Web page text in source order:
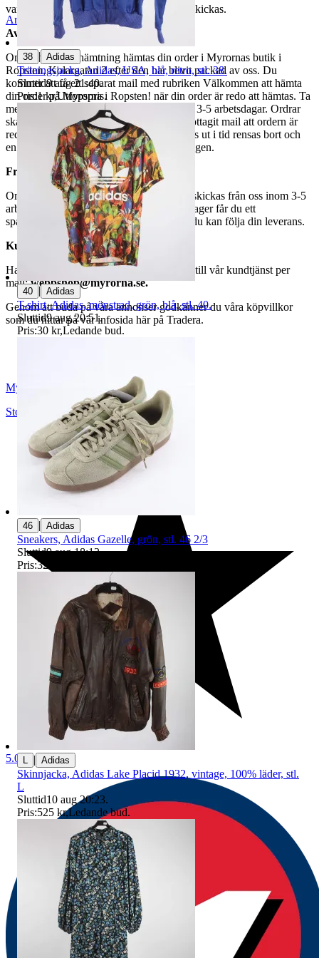
varor märkta endast avhämtning inte kan skickas.
Avhämtning
Om du väljer avhämtning hämtas din order i Myrornas butik i
Ropsten, Kolargatan 2 efter den har blivit packad av oss. Du
kommer att få ett separat mail med rubriken Välkommen att hämta
din order på Myrorna i Ropsten! när din order är redo att hämtas. Ta
med legitimation. Hanteringstiden är cirka 3-5 arbetsdagar. Ordrar
ska hämtas senast 7 dagar efter att man mottagit mail att ordern är
redo för avhämtning. Ordrar som ej hämtas ut i tid rensas bort och
en avgift på 84 kr dras av från återbetalningen.
Frakt
Om du har valt frakt kommer din vara att skickas från oss inom 3-5
arbetsdagar. När din vara har lämnat vårt lager får du ett
spårningsnummer av DSV inom kort där du kan följa din leverans.
Kundservice
Har du frågor eller funderingar hör av dig till vår kundtjänst per
mail:webbshop@myrorna.se.
Genom att buda på våra annonser godkänner du våra köpvillkor
som du hittar på vår infosida här på Tradera.
Anmäl Sälj liknande
Myrorna
Stockholm
Sverige
5.0
38 | Adidas
Träningsjacka, Adidas, USA, blå, retro, stl. 38.
Sluttid9 aug 21:40.
Pris:1 kr,Utropspris.
40 | Adidas
T-shirt, Adidas, mönstrad, grön, blå, stl. 40.
Sluttid9 aug 20:51.
Pris:30 kr,Ledande bud.
46 | Adidas
Sneakers, Adidas Gazelle, grön, stl. 46 2/3
Sluttid9 aug 18:12.
Pris:320 kr
| Adidas
Skinnjacka, Adidas Lake Placid 1932, vintage, 100% läder, stl.
L
Sluttid10 aug 20:23.
Pris:525 kr,Ledande bud.